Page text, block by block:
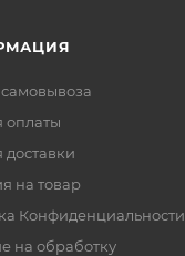
оплаты
доставки
на товар
Конфиденциальности
на обработку